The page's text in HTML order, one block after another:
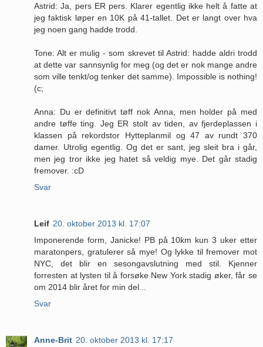
Astrid: Ja, pers ER pers. Klarer egentlig ikke helt å fatte at
jeg faktisk løper en 10K på 41-tallet. Det er langt over hva
jeg noen gang hadde trodd.
Tone: Alt er mulig - som skrevet til Astrid: hadde aldri trodd
at dette var sannsynlig for meg (og det er nok mange andre
som ville tenkt/og tenker det samme). Impossible is nothing!
(c;
Anna: Du er definitivt tøff nok Anna, men holder på med
andre tøffe ting. Jeg ER stolt av tiden, av fjerdeplassen i
klassen på rekordstor Hytteplanmil og 47 av rundt 370
damer. Utrolig egentlig. Og det er sant, jeg sleit bra i går,
men jeg tror ikke jeg hatet så veldig mye. Det går stadig
fremover. :cD
Svar
Leif 20. oktober 2013 kl. 17:07
Imponerende form, Janicke! PB på 10km kun 3 uker etter
maratonpers, gratulerer så mye! Og lykke til fremover mot
NYC, det blir en sesongavslutning med stil. Kjenner
forresten at lysten til å forsøke New York stadig øker, får se
om 2014 blir året for min del...
Svar
Anne-Brit 20. oktober 2013 kl. 17:17